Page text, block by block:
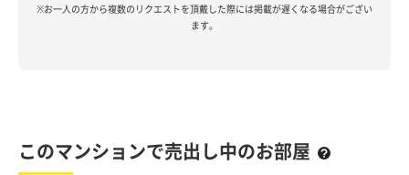
※お一人の方から複数のリクエストを頂戴した際には掲載が遅くなる場合がござい
ます。
このマンションで売出し中のお部屋